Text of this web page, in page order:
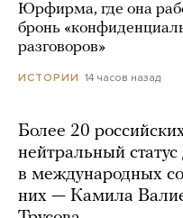
Юрфирма, где она
бронь
разговоров»
ИСТОРИИ 14 часов назад
Более 20
нейтральный статус
в международных
них — Камила